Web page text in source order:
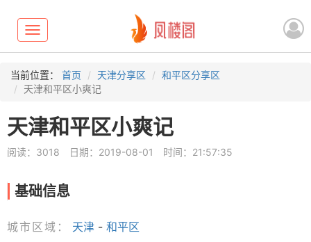
Toggle
navigation
当前位置： 首页 天津分享区
和平区分享区
天津和平区小爽记
天津和平区小爽记
阅读：3018 日期：2019-08-01 时间：21:57:35
基础信息
城市区域： 天津 - 和平区